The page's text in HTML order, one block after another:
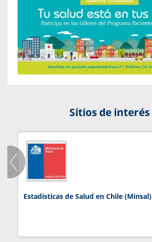
Sitios de interés
Estadísticas de Salud en Chile (Minsal)